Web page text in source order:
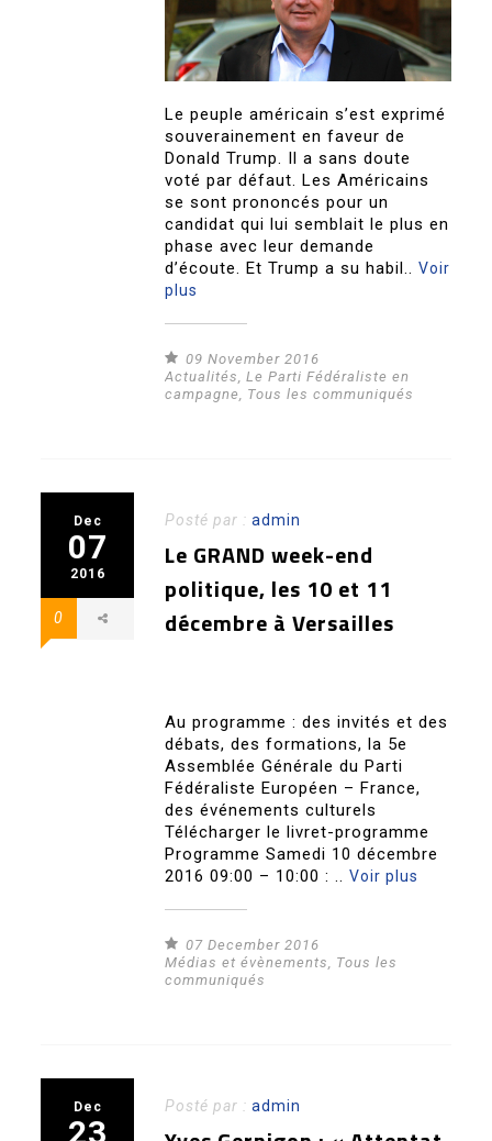
Le peuple américain s’est exprimé
souverainement en faveur de
Donald Trump. Il a sans doute
voté par défaut. Les Américains
se sont prononcés pour un
candidat qui lui semblait le plus en
phase avec leur demande
d’écoute. Et Trump a su habil..Voir
plus
09 November 2016
Actualités ,Le Parti Fédéraliste en
campagne
Tous les communiqués
Dec
07
2016
0
Posté par :admin
Le GRAND week-end
politique, les 10 et 11
décembre à Versailles
Au programme : des invités et des
débats, des formations, la 5e
Assemblée Générale du Parti
Fédéraliste Européen – France,
des événements culturels
Télécharger le livret-programme
Programme Samedi 10 décembre
2016 09:00 – 10:00 : ..Voir plus
07 December 2016
Médias et évènements
Tous les
communiqués
Dec
23
Posté par :admin